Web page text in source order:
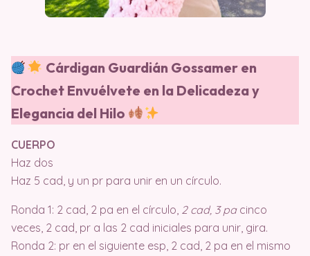
Cárdigan Guardián Gossamer en
Crochet Envuélvete en la Delicadeza y
Elegancia del Hilo
CUERPO
Haz dos
Haz 5 cad, y un pr para unir en un círculo.
Ronda 1: 2 cad, 2 pa en el círculo, 2 cad, 3 pacinco
veces, 2 cad, pr a las 2 cad iniciales para unir, gira.
Ronda 2: pr en el siguiente esp, 2 cad, 2 pa en el mismo